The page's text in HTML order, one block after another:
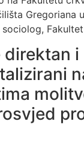
Gregoriana
sociolog,
direktan i